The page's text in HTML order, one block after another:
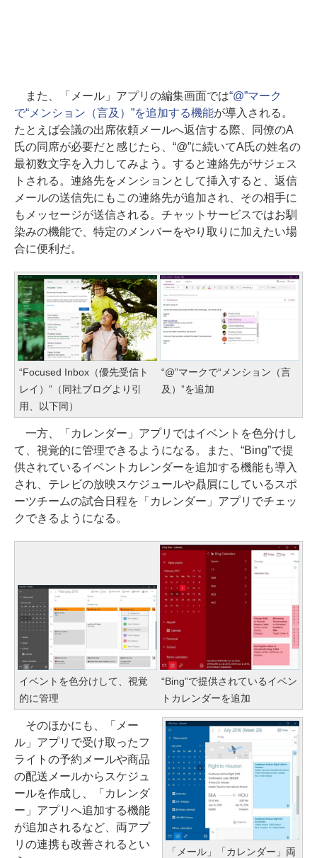
また、「メール」アプリの編集画面では“@”マーク
で“メンション（言及）”を追加する機能が導入される。
たとえば会議の出席依頼メールへ返信する際、同僚のA
氏の同席が必要だと感じたら、“@”に続いてA氏の姓名の
最初数文字を入力してみよう。すると連絡先がサジェス
トされる。連絡先をメンションとして挿入すると、返信
メールの送信先にもこの連絡先が追加され、その相手に
もメッセージが送信される。チャットサービスではお馴
染みの機能で、特定のメンバーをやり取りに加えたい場
合に便利だ。
“Focused Inbox（優先受信ト
レイ）”（同社ブログより引
用、以下同）
“@”マークで“メンション（言
及）”を追加
一方、「カレンダー」アプリではイベントを色分けし
て、視覚的に管理できるようになる。また、“Bing”で提
供されているイベントカレンダーを追加する機能も導入
され、テレビの放映スケジュールや贔屓にしているスポ
ーツチームの試合日程を「カレンダー」アプリでチェッ
クできるようになる。
イベントを色分けして、視覚
的に管理
“Bing”で提供されているイベン
トカレンダーを追加
「メール」「カレンダー」両
そのほかにも、「メー
ル」アプリで受け取ったフ
ライトの予約メールや商品
の配送メールからスケジュ
ールを作成し、「カレンダ
ー」アプリへ追加する機能
が追加されるなど、両アプ
リの連携も改善されるとい